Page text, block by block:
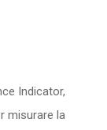
Indicator,
misurare la